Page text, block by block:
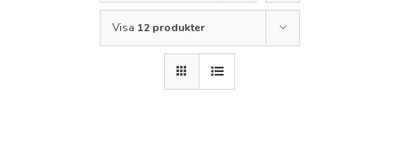
Visa 12 produkter